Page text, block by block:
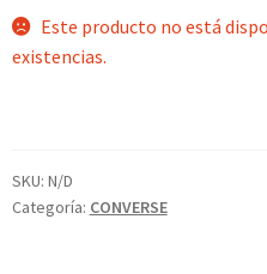
Este producto no está
existencias.
SKU: N/D
Categoría: CONVERSE